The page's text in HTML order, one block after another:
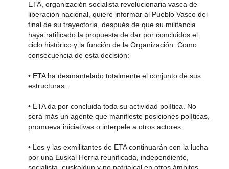
ETA, organización socialista revolucionaria vasca de
liberación nacional, quiere informar al Pueblo Vasco del
final de su trayectoria, después de que su militancia
haya ratificado la propuesta de dar por concluidos el
ciclo histórico y la función de la Organización. Como
consecuencia de esta decisión:
• ETA ha desmantelado totalmente el conjunto de sus
estructuras.
• ETA da por concluida toda su actividad política. No
será más un agente que manifieste posiciones políticas,
promueva iniciativas o interpele a otros actores.
• Los y las exmilitantes de ETA continuarán con la lucha
por una Euskal Herria reunificada, independiente,